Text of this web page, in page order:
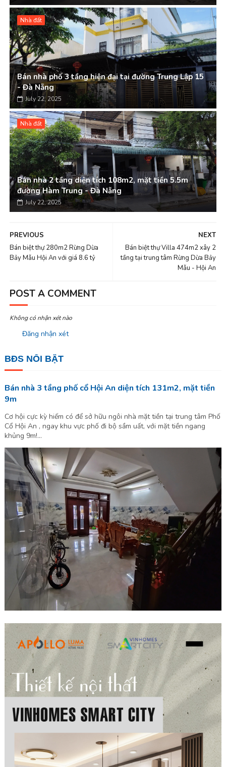
Nhà đất
Bán nhà phố 3 tầng hiện đại tại đường Trung Lập 15
- Đà Nẵng
July 22, 2025
Nhà đất
Bán nhà 2 tầng diện tích 108m2, mặt tiền 5.5m
đường Hàm Trung - Đà Nẵng
July 22, 2025
NEXT
Bán biệt thự Villa 474m2 xây 2
tầng tại trung tâm Rừng Dừa Bảy
Mẫu - Hội An
PREVIOUS
Bán biệt thự 280m2 Rừng Dừa
Bảy Mẫu Hội An với giá 8.6 tỷ
POST A COMMENT
Không có nhận xét nào
Đăng nhận xét
BĐS NỔI BẬT
Bán nhà 3 tầng phố cổ Hội An diện tích 131m2, mặt tiền
9m
Cơ hội cực kỳ hiếm có để sở hữu ngôi nhà mặt tiền tại trung tâm Phố
Cổ Hội An , ngay khu vực phố đi bộ sầm uất, với mặt tiền ngang
khủng 9m!...